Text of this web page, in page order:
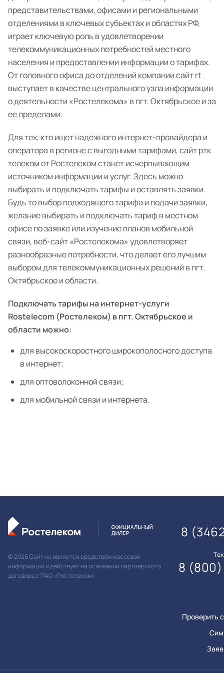
представительствами, офисами и региональными
отделениями в ключевых субъектах и областях РФ,
играет ключевую роль в удовлетворении
телекоммуникационных потребностей местного
населения и предоставлении информации о тарифах.
От головного офиса до отделений компании сайт rt
выступает в качестве центрального узла информации
о деятельности «Ростелекома» в пгт. Октябрьское и за
ее пределами.
Для тех, кто ищет надежного интернет-провайдера и
оператора в регионе с выгодными тарифами, сайт ртк
телеком от Ростелеком станет исчерпывающим
источником информации и услуг. Здесь можно
выбирать и подключать тарифы и оставлять заявки.
Будь то выбор подходящего тарифа и подачи заявки,
желание выбирать и подключать тариф в местном
офисе по заявке или изучение планов мобильной
связи, веб-сайт «Ростелекома» удовлетворяет
разнообразные потребности, что делает его лучшим
выбором для телекоммуникационных решений в пгт.
Октябрьское и области.
Подключать тарифы на интернет-услуги
Rostelecom (Ростелеком) в пгт. Октябрьское и
области можно:
для высокоскоростного широкополосного доступа
в интернет;
для оптоволоконной связи;
для мобильной связи и интернета.
© 2026 Сайт не является средством массовой
информации и действует на основании партнерского
договора с ПАО «Ростелеком»
Проверить
8
8